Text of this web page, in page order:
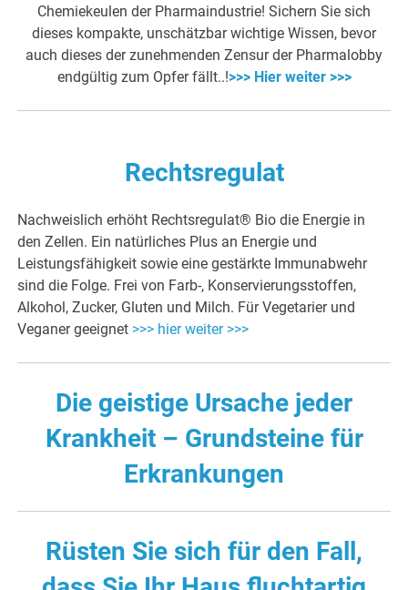
Chemiekeulen der Pharmaindustrie! Sichern Sie sich
dieses kompakte, unschätzbar wichtige Wissen, bevor
auch dieses der zunehmenden Zensur der Pharmalobby
endgültig zum Opfer fällt..!>>> Hier weiter >>>
Rechtsregulat
Nachweislich erhöht Rechtsregulat® Bio die Energie in
den Zellen. Ein natürliches Plus an Energie und
Leistungsfähigkeit sowie eine gestärkte Immunabwehr
sind die Folge. Frei von Farb-, Konservierungsstoffen,
Alkohol, Zucker, Gluten und Milch. Für Vegetarier und
Veganer geeignet >>> hier weiter >>>
Die geistige Ursache jeder
Krankheit – Grundsteine für
Erkrankungen
Rüsten Sie sich für den Fall,